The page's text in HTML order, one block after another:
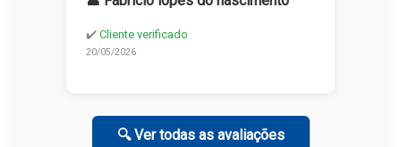
✔️ Cliente verificado
20/05/2026
🔍 Ver todas as avaliações